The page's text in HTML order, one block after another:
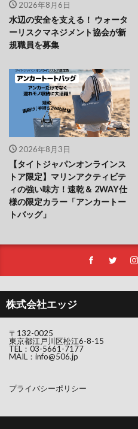
2026年8月6日
水辺の安全を支える！ ウォータ
ーリスクマネジメント協会が新
規職員を募集
2026年8月3日
【タイトジャパンオンラインス
トア限定】マリンアクティビテ
ィの強い味方！速乾＆ 2WAY仕
様の限定カラー「アンカートー
トバッグ」
株式会社エッジ
〒132-0025
東京都江戸川区松江6-8-15
TEL： 03-5661-7177
MAIL： info@506.jp
プライバシーポリシー